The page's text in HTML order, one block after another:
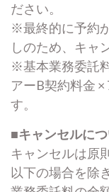
ださい。
※最終的に予約
しのため、キャ
※基本業務委託
アーB契約料金
す。
■キャンセルに
キャンセルは原
以下の場合を除